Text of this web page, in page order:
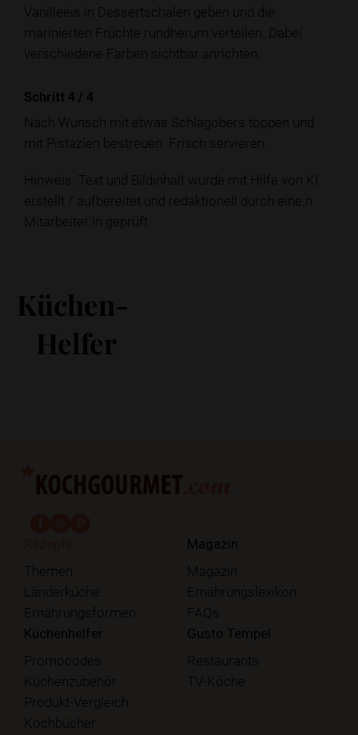
Vanilleeis in Dessertschalen geben und die
marinierten Früchte rundherum verteilen. Dabei
verschiedene Farben sichtbar anrichten.
Schritt 4 / 4
Nach Wunsch mit etwas Schlagobers toppen und
mit Pistazien bestreuen. Frisch servieren.
Hinweis: Text und Bildinhalt wurde mit Hilfe von KI
erstellt / aufbereitet und redaktionell durch eine:n
Mitarbeiter:in geprüft.
Küchen-
Helfer
Themen
Länderküche
Ernährungsformen
Magazin
Magazin
Ernährungslexikon
FAQs
Küchenhelfer
Promocodes
Küchenzubehör
Produkt-Vergleich
Kochbücher
Gusto Tempel
Restaurants
TV-Köche